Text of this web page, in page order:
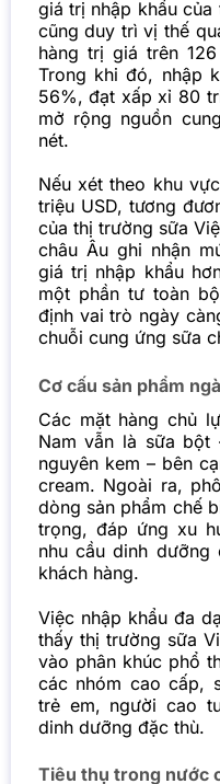
giá trị nhập khẩu
cũng duy trì vị thế
hàng trị giá trên
Trong khi đó, nhập
56%, đạt xấp xỉ 80
mở rộng nguồn
nét.
Nếu xét theo khu
triệu USD, tương
của thị trường sữa
châu Âu ghi nhận
giá trị nhập khẩu
một phần tư toàn
định vai trò ngày
chuỗi cung ứng sữa
Cơ cấu sản phẩm
Các mặt hàng chủ
Nam vẫn là sữa
nguyên kem – bên
cream. Ngoài ra,
dòng sản phẩm chế
trọng, đáp ứng xu
nhu cầu dinh dưỡng
khách hàng.
Việc nhập khẩu đa
thấy thị trường sữa
vào phân khúc phổ
các nhóm cao cấp,
trẻ em, người cao
dinh dưỡng đặc thù.
Tiêu thụ trong nước